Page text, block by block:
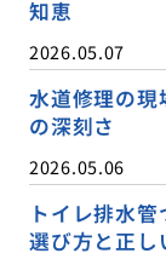
知恵
2026.05.07
水道修理の
の深刻さ
2026.05.06
トイレ排水
選び方と正し